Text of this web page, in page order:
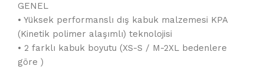
GENEL
• Yüksek performanslı dış kabuk malzemesi KPA
(Kinetik polimer alaşımlı) teknolojisi
• 2 farklı kabuk boyutu (XS-S / M-2XL bedenlere
göre )